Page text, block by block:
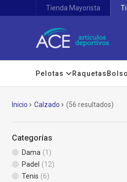
Tienda Mayorista
Pelotas Raquetas
Inicio Calzado (56 resultados)
Categorías
Dama (1)
Padel (12)
Tenis (6)